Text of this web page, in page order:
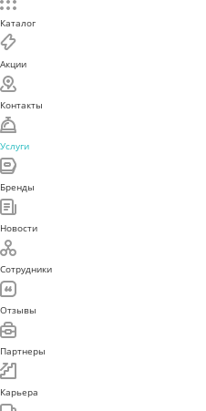
Каталог
Акции
Контакты
Услуги
Бренды
Новости
Сотрудники
Отзывы
Партнеры
Карьера